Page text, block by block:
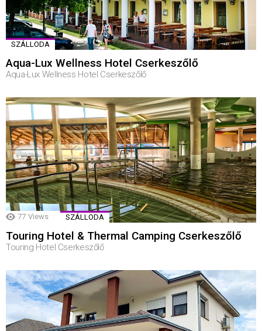
SZÁLLODA
Aqua-Lux Wellness Hotel Cserkeszőlő
Aqua-Lux Wellness Hotel Cserkeszőlő
77 Views SZÁLLODA
Touring Hotel & Thermal Camping Cserkeszőlő
Touring Hotel Cserkeszőlő